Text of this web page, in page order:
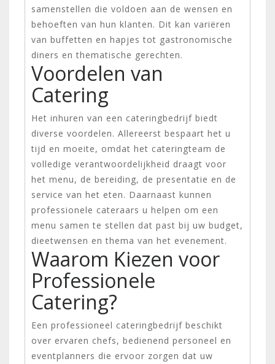
samenstellen die voldoen aan de wensen en
behoeften van hun klanten. Dit kan variëren
van buffetten en hapjes tot gastronomische
diners en thematische gerechten.
Voordelen van
Catering
Het inhuren van een cateringbedrijf biedt
diverse voordelen. Allereerst bespaart het u
tijd en moeite, omdat het cateringteam de
volledige verantwoordelijkheid draagt voor
het menu, de bereiding, de presentatie en de
service van het eten. Daarnaast kunnen
professionele cateraars u helpen om een
menu samen te stellen dat past bij uw budget,
dieetwensen en thema van het evenement.
Waarom Kiezen voor
Professionele
Catering?
Een professioneel cateringbedrijf beschikt
over ervaren chefs, bedienend personeel en
eventplanners die ervoor zorgen dat uw